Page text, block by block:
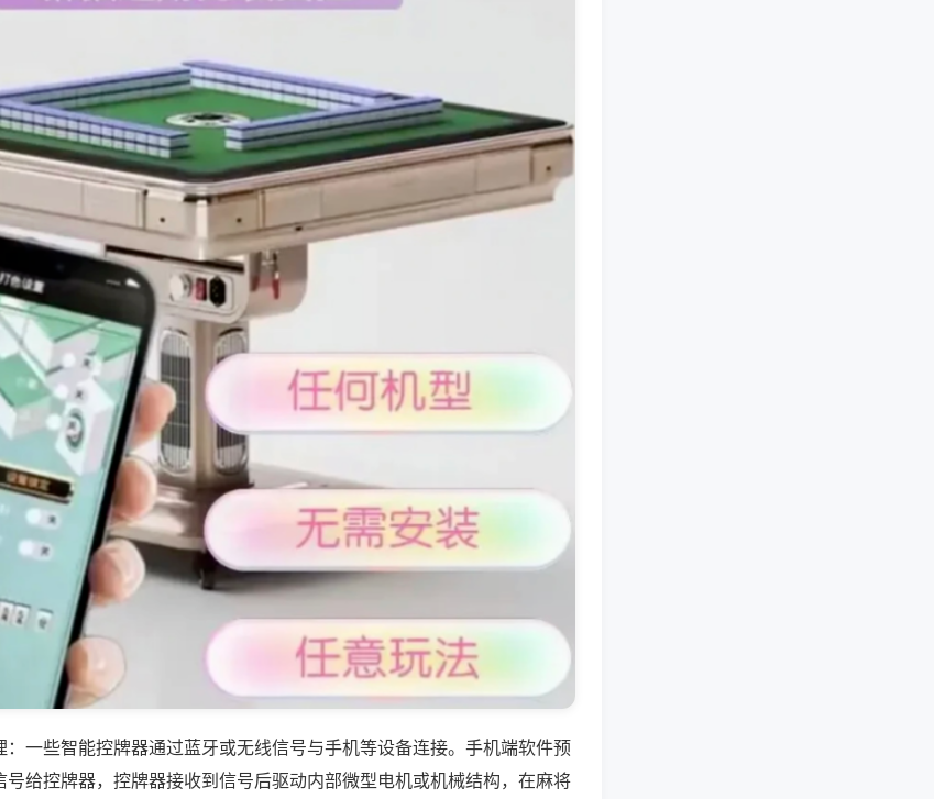
：一些智能控牌器通过蓝牙或无线信号与手机等设备连接。手机端软件预
给控牌器，控牌器接收到信号后驱动内部微型电机或机械结构，在麻将